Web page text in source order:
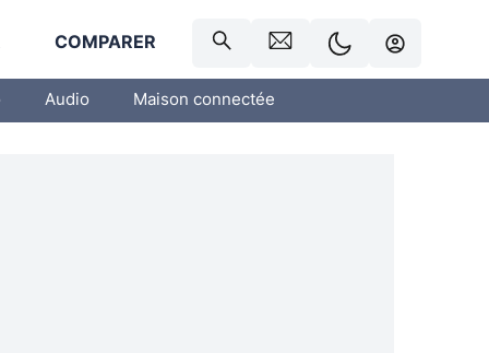
COMPARER
Audio Maison connectée